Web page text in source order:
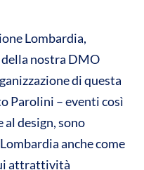
Lombardia,
nostra DMO
di questa
Parolini – eventi così
design, sono
anche come
attrattività